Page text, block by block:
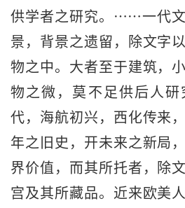
供学者之研究。⋯⋯一代
景，背景之遗留，除文字
物之中。大者至于建筑，
物之微，莫不足供后人
代，海航初兴，西化传来
年之旧史，开未来之新局
界价值，而其所托者，除
宫及其所藏品。近来欧美